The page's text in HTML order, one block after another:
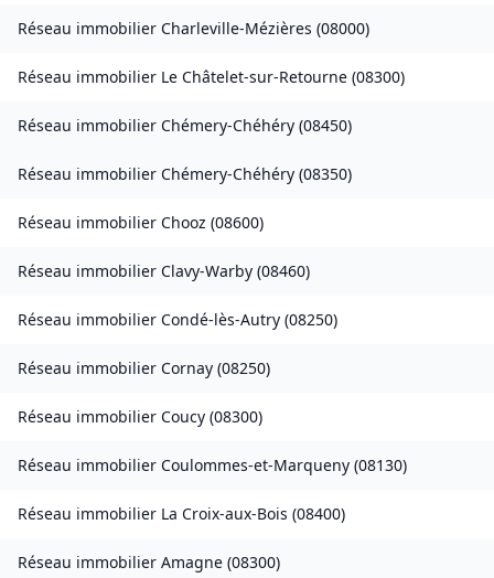
Réseau immobilier Charleville-Mézières (08000)
Réseau immobilier Le Châtelet-sur-Retourne (08300)
Réseau immobilier Chémery-Chéhéry (08450)
Réseau immobilier Chémery-Chéhéry (08350)
Réseau immobilier Chooz (08600)
Réseau immobilier Clavy-Warby (08460)
Réseau immobilier Condé-lès-Autry (08250)
Réseau immobilier Cornay (08250)
Réseau immobilier Coucy (08300)
Réseau immobilier Coulommes-et-Marqueny (08130)
Réseau immobilier La Croix-aux-Bois (08400)
Réseau immobilier Amagne (08300)